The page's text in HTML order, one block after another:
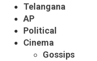
Telangana
AP
Political
Cinema
Gossips